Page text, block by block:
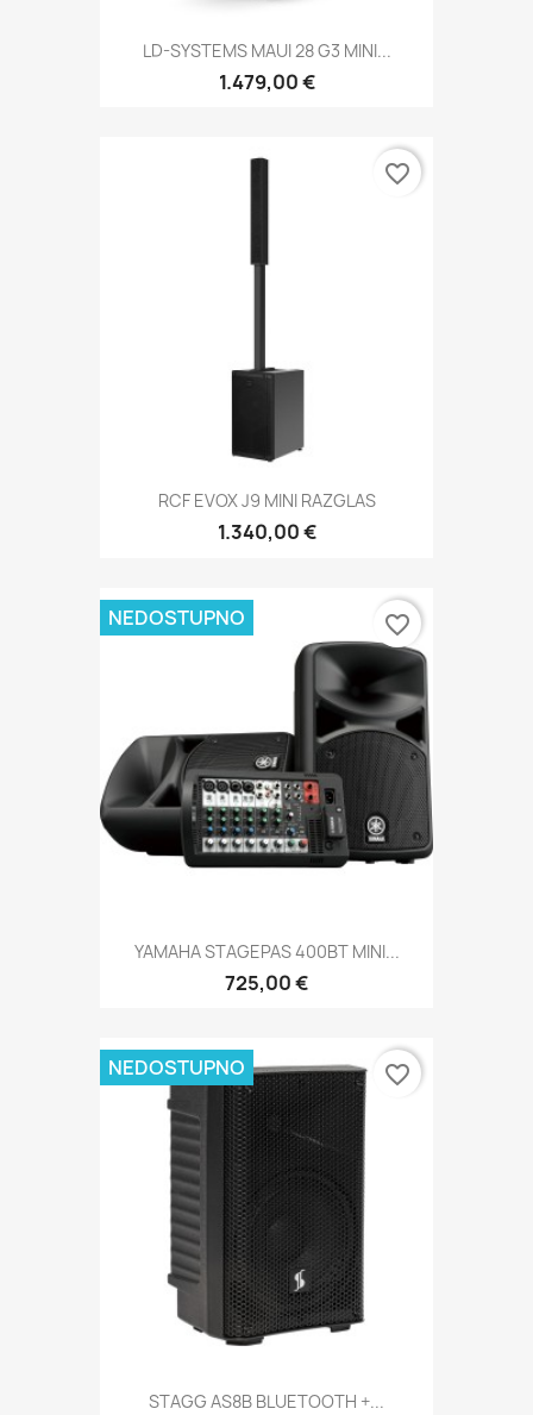
LD-SYSTEMS MAUI 28 G3 MINI...
1.479,00 €
RCF EVOX J9 MINI RAZGLAS
1.340,00 €
favorite_border
YAMAHA STAGEPAS 400BT MINI...
725,00 €
NEDOSTUPNO favorite_border
STAGG AS8B BLUETOOTH +...
NEDOSTUPNO favorite_border